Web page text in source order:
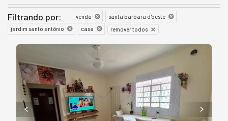
Filtrando por: venda
santa bárbara d'oeste
jardim santo antônio
casa remover todos